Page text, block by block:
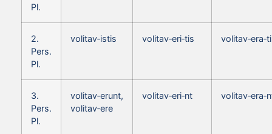
Pl.
2.
Pers.
Pl.
volitav‑istis volitav‑eri‑tis
3.
Pers.
Pl.
volitav‑erunt,
volitav‑ere
volitav‑eri‑nt